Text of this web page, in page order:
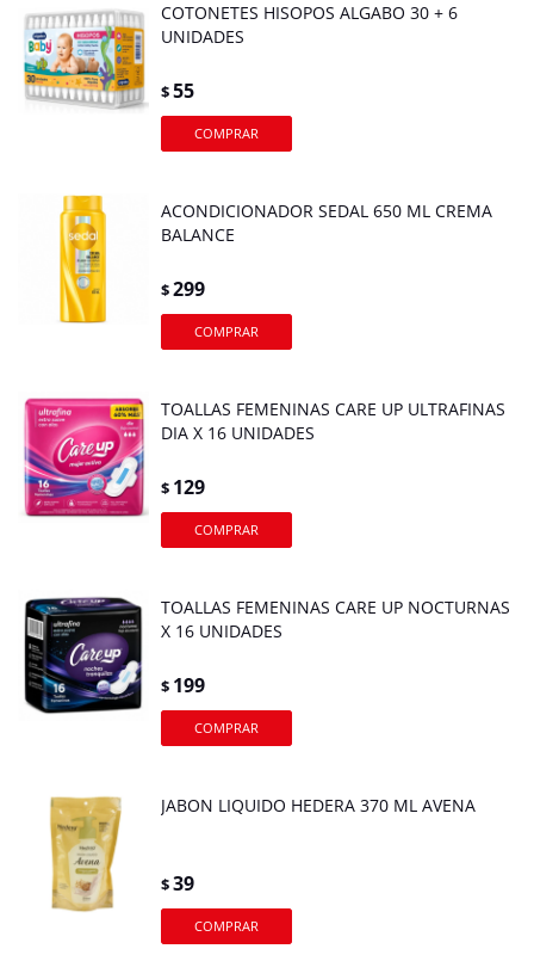
COTONETES HISOPOS ALGABO 30 + 6
UNIDADES
$55
ACONDICIONADOR SEDAL 650 ML CREMA
BALANCE
$299
TOALLAS FEMENINAS CARE UP ULTRAFINAS
DIA X 16 UNIDADES
$ 129
TOALLAS FEMENINAS CARE UP NOCTURNAS
X 16 UNIDADES
$ 199
JABON LIQUIDO HEDERA 370 ML AVENA
$39